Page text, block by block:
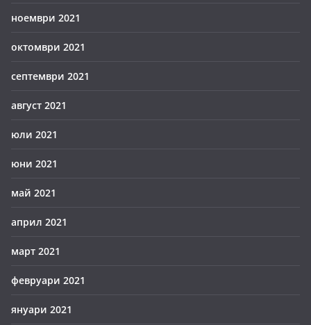
ноември 2021
октомври 2021
септември 2021
август 2021
юли 2021
юни 2021
май 2021
април 2021
март 2021
февруари 2021
януари 2021